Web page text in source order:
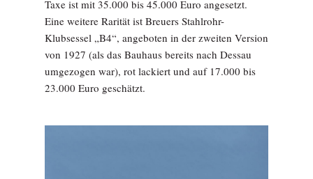
Taxe ist mit 35.000 bis 45.000 Euro angesetzt.
Eine weitere Rarität ist Breuers Stahlrohr-
Klubsessel „B4“, angeboten in der zweiten Version
von 1927 (als das Bauhaus bereits nach Dessau
umgezogen war), rot lackiert und auf 17.000 bis
23.000 Euro geschätzt.